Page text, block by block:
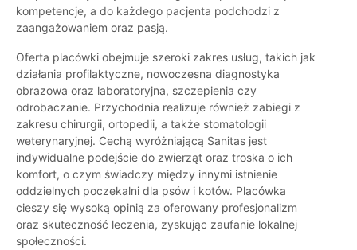
kompetencje, a do każdego pacjenta podchodzi z
zaangażowaniem oraz pasją.
Oferta placówki obejmuje szeroki zakres usług, takich jak
działania profilaktyczne, nowoczesna diagnostyka
obrazowa oraz laboratoryjna, szczepienia czy
odrobaczanie. Przychodnia realizuje również zabiegi z
zakresu chirurgii, ortopedii, a także stomatologii
weterynaryjnej. Cechą wyróżniającą Sanitas jest
indywidualne podejście do zwierząt oraz troska o ich
komfort, o czym świadczy między innymi istnienie
oddzielnych poczekalni dla psów i kotów. Placówka
cieszy się wysoką opinią za oferowany profesjonalizm
oraz skuteczność leczenia, zyskując zaufanie lokalnej
społeczności.